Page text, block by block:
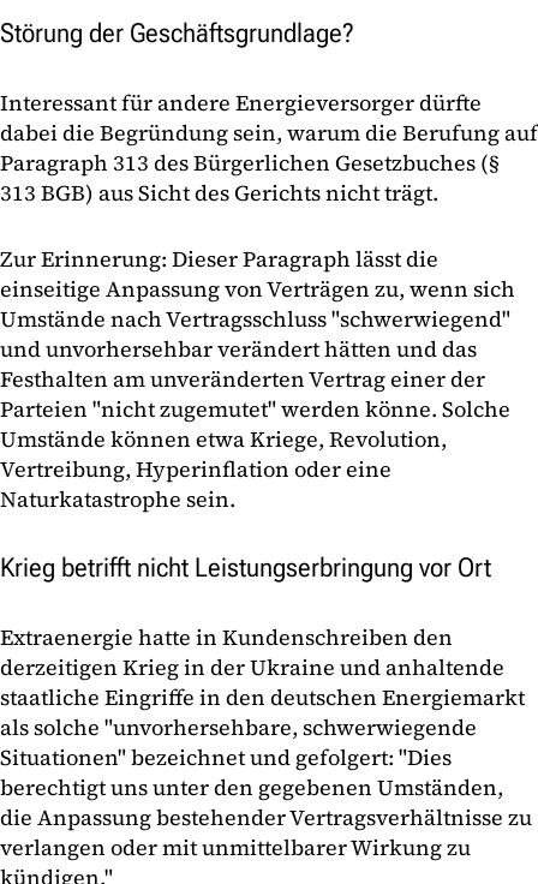
Störung der Geschäftsgrundlage?
Interessant für andere Energieversorger dürfte
dabei die Begründung sein, warum die Berufung auf
Paragraph 313 des Bürgerlichen Gesetzbuches (§
313 BGB) aus Sicht des Gerichts nicht trägt.
Zur Erinnerung: Dieser Paragraph lässt die
einseitige Anpassung von Verträgen zu, wenn sich
Umstände nach Vertragsschluss "schwerwiegend"
und unvorhersehbar verändert hätten und das
Festhalten am unveränderten Vertrag einer der
Parteien "nicht zugemutet" werden könne. Solche
Umstände können etwa Kriege, Revolution,
Vertreibung, Hyperinflation oder eine
Naturkatastrophe sein.
Krieg betrifft nicht Leistungserbringung vor Ort
Extraenergie hatte in Kundenschreiben den
derzeitigen Krieg in der Ukraine und anhaltende
staatliche Eingriffe in den deutschen Energiemarkt
als solche "unvorhersehbare, schwerwiegende
Situationen" bezeichnet und gefolgert: "Dies
berechtigt uns unter den gegebenen Umständen,
die Anpassung bestehender Vertragsverhältnisse zu
verlangen oder mit unmittelbarer Wirkung zu
kündigen."